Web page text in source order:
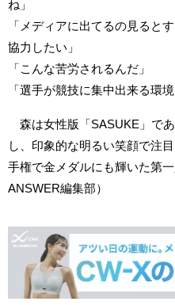
ね」
「メディアに出てるの見る
協力したい」
「こんな苦労されるんだ」
「選手が競技に集中出来る環境
森は女性版「SASUKE」で
し、印象的な明るい笑顔で注
手権で金メダルにも輝いた第
ANSWER編集部）